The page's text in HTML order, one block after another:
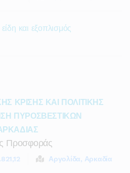
και εξοπλισμός
ΚΡΙΣΗΣ ΚΑΙ ΠΟΛΙΤΙΚΗΣ
ΠΥΡΟΣΒΕΣΤΙΚΩΝ
Προσφοράς
Αργολίδα, Αρκαδία